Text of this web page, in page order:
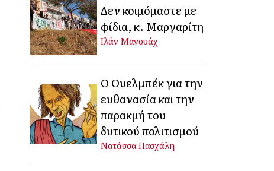
Δεν κοιμόμαστε με
φίδια, κ. Μαργαρίτη
Ιλάν Μανουάχ
Ο Ουελμπέκ για την
ευθανασία και την
παρακμή του
δυτικού πολιτισμού
Νατάσσα Πασχάλη